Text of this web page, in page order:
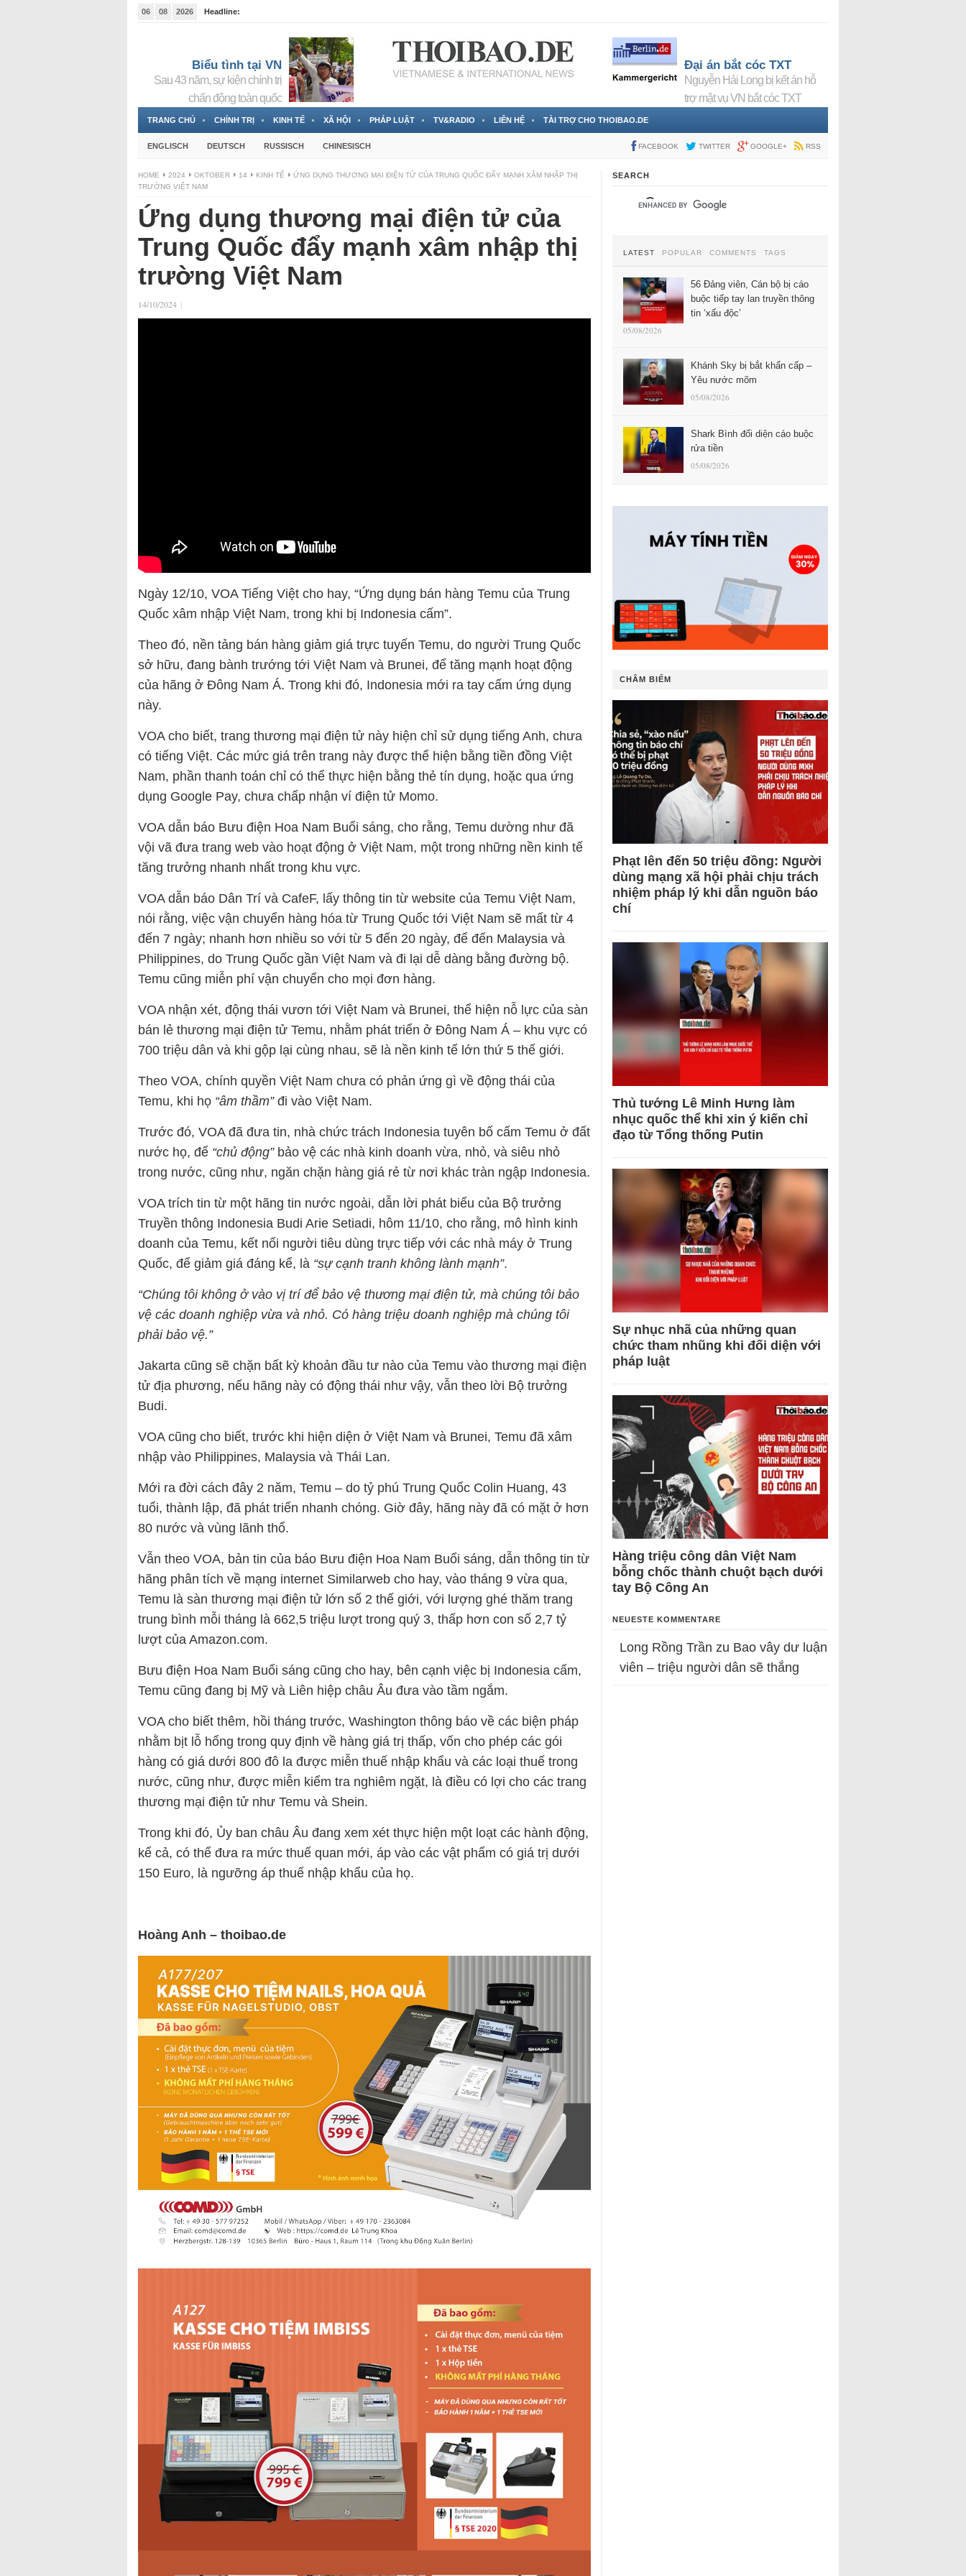
06 08 2026
Headline:
Biểu tình tại VN
Sau 43 năm, sự kiện chính trị
chấn động toàn quốc
Đại án bắt cóc TXT
Nguyễn Hải Long bị kết án hỗ
trợ mật vụ VN bắt cóc TXT
TRANG CHỦ CHÍNH TRỊ KINH TẾ XÃ HỘI PHÁP LUẬT TV&RADIO LIÊN HỆ TÀI TRỢ CHO THOIBAO.DE
ENGLISCH DEUTSCH RUSSISCH CHINESISCH FACEBOOK TWITTER GOOGLE+ RSS
HOME 2024 OKTOBER 14 KINH TẾ
ỨNG DỤNG THƯƠNG MẠI ĐIỆN TỬ CỦA TRUNG QUỐC ĐẨY MẠNH XÂM NHẬP THỊ
TRƯỜNG VIỆT NAM
Ứng dụng thương mại điện tử của
Trung Quốc đẩy mạnh xâm nhập thị
trường Việt Nam
14/10/2024 |
Ngày 12/10, VOA Tiếng Việt cho hay, “Ứng dụng bán hàng Temu của Trung
Quốc xâm nhập Việt Nam, trong khi bị Indonesia cấm”.
Theo đó, nền tảng bán hàng giảm giá trực tuyến Temu, do người Trung Quốc
sở hữu, đang bành trướng tới Việt Nam và Brunei, để tăng mạnh hoạt động
của hãng ở Đông Nam Á. Trong khi đó, Indonesia mới ra tay cấm ứng dụng
này.
VOA cho biết, trang thương mại điện tử này hiện chỉ sử dụng tiếng Anh, chưa
có tiếng Việt. Các mức giá trên trang này được thể hiện bằng tiền đồng Việt
Nam, phần thanh toán chỉ có thể thực hiện bằng thẻ tín dụng, hoặc qua ứng
dụng Google Pay, chưa chấp nhận ví điện tử Momo.
VOA dẫn báo Bưu điện Hoa Nam Buổi sáng, cho rằng, Temu dường như đã
vội vã đưa trang web vào hoạt động ở Việt Nam, một trong những nền kinh tế
tăng trưởng nhanh nhất trong khu vực.
VOA dẫn báo Dân Trí và CafeF, lấy thông tin từ website của Temu Việt Nam,
nói rằng, việc vận chuyển hàng hóa từ Trung Quốc tới Việt Nam sẽ mất từ 4
đến 7 ngày; nhanh hơn nhiều so với từ 5 đến 20 ngày, để đến Malaysia và
Philippines, do Trung Quốc gần Việt Nam và đi lại dễ dàng bằng đường bộ.
Temu cũng miễn phí vận chuyển cho mọi đơn hàng.
VOA nhận xét, động thái vươn tới Việt Nam và Brunei, thể hiện nỗ lực của sàn
bán lẻ thương mại điện tử Temu, nhằm phát triển ở Đông Nam Á – khu vực có
700 triệu dân và khi gộp lại cùng nhau, sẽ là nền kinh tế lớn thứ 5 thế giới.
Theo VOA, chính quyền Việt Nam chưa có phản ứng gì về động thái của
Temu, khi họ “âm thầm”đi vào Việt Nam.
Trước đó, VOA đã đưa tin, nhà chức trách Indonesia tuyên bố cấm Temu ở đất
nước họ, để “chủ động”bảo vệ các nhà kinh doanh vừa, nhỏ, và siêu nhỏ
trong nước, cũng như, ngăn chặn hàng giá rẻ từ nơi khác tràn ngập Indonesia.
VOA trích tin từ một hãng tin nước ngoài, dẫn lời phát biểu của Bộ trưởng
Truyền thông Indonesia Budi Arie Setiadi, hôm 11/10, cho rằng, mô hình kinh
doanh của Temu, kết nối người tiêu dùng trực tiếp với các nhà máy ở Trung
Quốc, để giảm giá đáng kể, là “sự cạnh tranh không lành mạnh”.
“Chúng tôi không ở vào vị trí để bảo vệ thương mại điện tử, mà chúng tôi bảo
vệ các doanh nghiệp vừa và nhỏ. Có hàng triệu doanh nghiệp mà chúng tôi
phải bảo vệ.”
Jakarta cũng sẽ chặn bất kỳ khoản đầu tư nào của Temu vào thương mại điện
tử địa phương, nếu hãng này có động thái như vậy, vẫn theo lời Bộ trưởng
Budi.
VOA cũng cho biết, trước khi hiện diện ở Việt Nam và Brunei, Temu đã xâm
nhập vào Philippines, Malaysia và Thái Lan.
Mới ra đời cách đây 2 năm, Temu – do tỷ phú Trung Quốc Colin Huang, 43
tuổi, thành lập, đã phát triển nhanh chóng. Giờ đây, hãng này đã có mặt ở hơn
80 nước và vùng lãnh thổ.
Vẫn theo VOA, bản tin của báo Bưu điện Hoa Nam Buổi sáng, dẫn thông tin từ
hãng phân tích về mạng internet Similarweb cho hay, vào tháng 9 vừa qua,
Temu là sàn thương mại điện tử lớn số 2 thế giới, với lượng ghé thăm trang
trung bình mỗi tháng là 662,5 triệu lượt trong quý 3, thấp hơn con số 2,7 tỷ
lượt của Amazon.com.
Bưu điện Hoa Nam Buổi sáng cũng cho hay, bên cạnh việc bị Indonesia cấm,
Temu cũng đang bị Mỹ và Liên hiệp châu Âu đưa vào tầm ngắm.
VOA cho biết thêm, hồi tháng trước, Washington thông báo về các biện pháp
nhằm bịt lỗ hổng trong quy định về hàng giá trị thấp, vốn cho phép các gói
hàng có giá dưới 800 đô la được miễn thuế nhập khẩu và các loại thuế trong
nước, cũng như, được miễn kiểm tra nghiêm ngặt, là điều có lợi cho các trang
thương mại điện tử như Temu và Shein.
Trong khi đó, Ủy ban châu Âu đang xem xét thực hiện một loạt các hành động,
kể cả, có thể đưa ra mức thuế quan mới, áp vào các vật phẩm có giá trị dưới
150 Euro, là ngưỡng áp thuế nhập khẩu của họ.
Hoàng Anh – thoibao.de
SEARCH
LATEST POPULAR COMMENTS TAGS
56 Đảng viên, Cán bộ bị cáo
buộc tiếp tay lan truyền thông
tin ‘xấu độc’
05/08/2026
Khánh Sky bị bắt khẩn cấp –
Yêu nước mõm
05/08/2026
Shark Bình đối diện cáo buộc
rửa tiền
05/08/2026
CHÂM BIẾM
Phạt lên đến 50 triệu đồng: Người
dùng mạng xã hội phải chịu trách
nhiệm pháp lý khi dẫn nguồn báo
chí
Thủ tướng Lê Minh Hưng làm
nhục quốc thể khi xin ý kiến chỉ
đạo từ Tổng thống Putin
Sự nhục nhã của những quan
chức tham nhũng khi đối diện với
pháp luật
Hàng triệu công dân Việt Nam
bỗng chốc thành chuột bạch dưới
tay Bộ Công An
NEUESTE KOMMENTARE
Long Rồng Trần zu Bao vây dư luận
viên – triệu người dân sẽ thắng